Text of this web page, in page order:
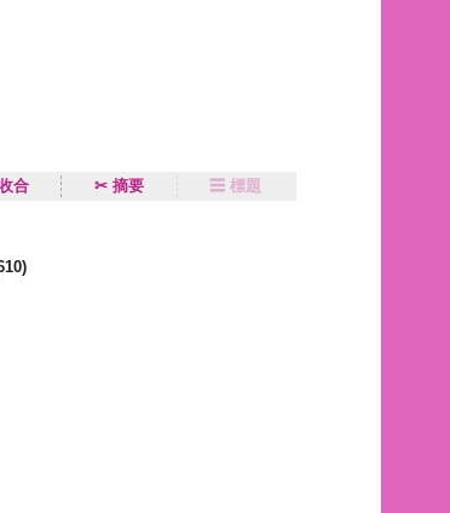
合 ✂ 摘要 ☰ 標題